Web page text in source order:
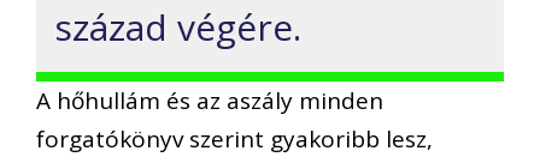
század végére.
A hőhullám és az aszály minden
forgatókönyv szerint gyakoribb lesz,